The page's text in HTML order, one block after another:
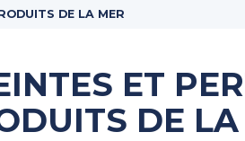
DE LA MER
ET
DE